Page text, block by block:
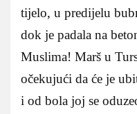
tijelo, u predijelu
dok je padala na
Muslima! Marš u
očekujući da će je
i od bola joj se